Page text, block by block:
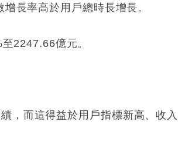
長率高於用戶總時長增長。
2247.66億元。
，而這得益於用戶指標新高、收入